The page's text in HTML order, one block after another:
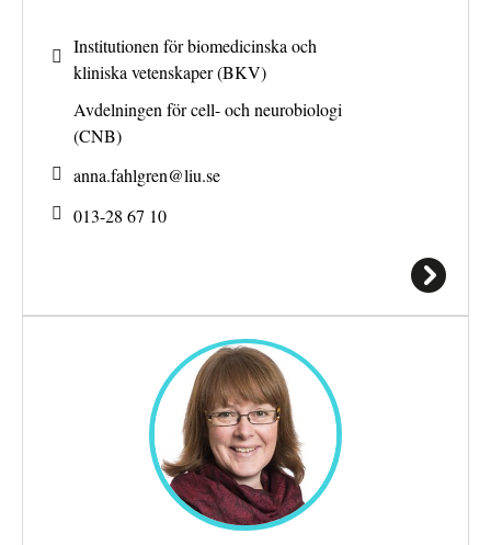
Institutionen för biomedicinska och
kliniska vetenskaper (BKV)
Avdelningen för cell- och neurobiologi
(CNB)
anna.fahlgren@liu.se
013-28 67 10